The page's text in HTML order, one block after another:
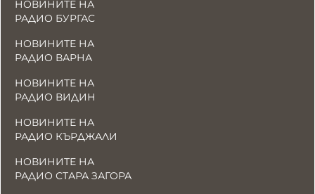
НОВИНИТЕ НА
РАДИО БУРГАС
НОВИНИТЕ НА
РАДИО ВАРНА
НОВИНИТЕ НА
РАДИО ВИДИН
НОВИНИТЕ НА
РАДИО КЪРДЖАЛИ
НОВИНИТЕ НА
РАДИО СТАРА ЗАГОРА